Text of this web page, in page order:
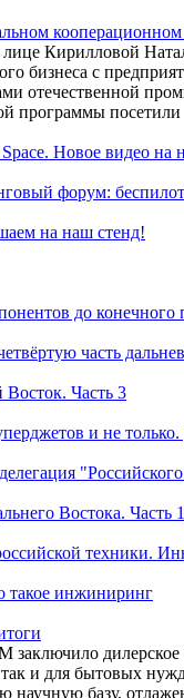
лице Кирилловой
бизнеса с
отечественной
программы
Новое видео на
форум:
на наш стенд!
до конечного
часть
Часть 3
и не
Востока. Часть 1
техники.
такое инжиниринг
дилерское
и для бытовых
научную базу,